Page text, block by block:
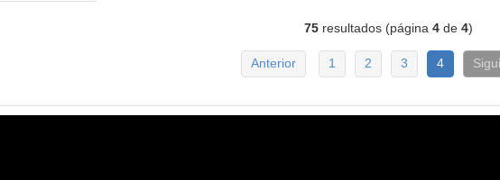
75resultados (página 4de 4)
Anterior 1 2 3 4